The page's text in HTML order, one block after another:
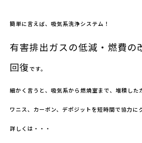
簡単に言えば、吸気系洗浄システム！
有害排出ガスの低減・燃費の
回復です。
細かく言うと、吸気系から燃焼室まで、堆積した
ワニス、カーボン、デポジットを短時間で協力に
詳しくは・・・